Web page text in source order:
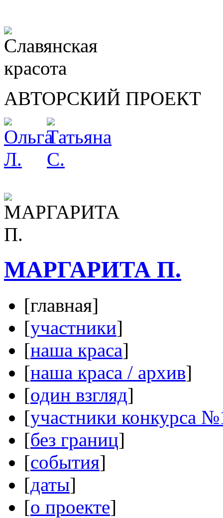
АВТОРСКИЙ ПРОЕКТ
МАРГАРИТА П.
[главная]
[участники]
[наша краса]
[наша краса / архив]
[один взгляд]
[участники конкурса
[без границ]
[события]
[даты]
[о проекте]